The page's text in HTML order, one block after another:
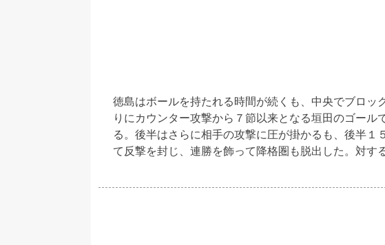
徳島はボールを持たれる時間が続くも、中央でブロ
りにカウンター攻撃から７節以来となる垣田のゴー
る。後半はさらに相手の攻撃に圧が掛かるも、後半
て反撃を封じ、連勝を飾って降格圏も脱出した。対す